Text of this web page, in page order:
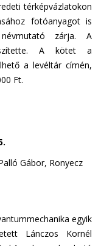
térképvázlatokon
fotóanyagot is
zárja. A
A kötet a
a levéltár címén,
Ft.
Gábor, Ronyecz
egyik
Lánczos Kornél